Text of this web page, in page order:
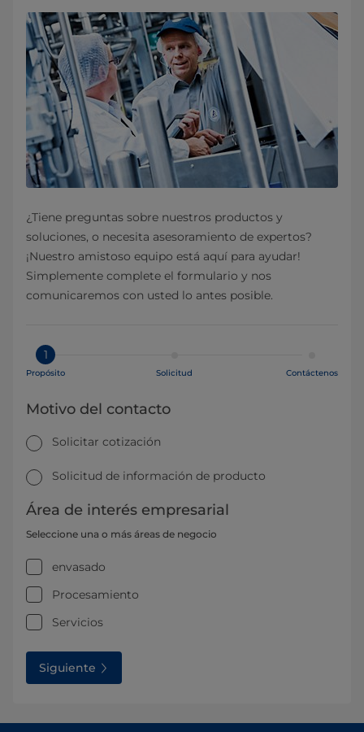
¿Tiene preguntas sobre nuestros productos y
soluciones, o necesita asesoramiento de expertos?
¡Nuestro amistoso equipo está aquí para ayudar!
Simplemente complete el formulario y nos
comunicaremos con usted lo antes posible.
1
Propósito Solicitud Contáctenos
Motivo del contacto
Solicitar cotización
Solicitud de información de producto
Área de interés empresarial
Seleccione una o más áreas de negocio
envasado
Procesamiento
Servicios
Siguiente